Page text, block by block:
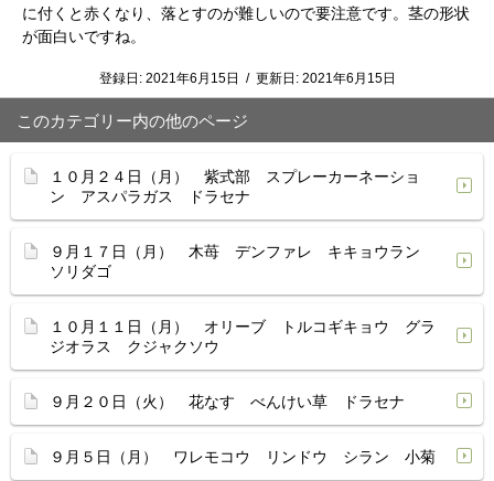
に付くと赤くなり、落とすのが難しいので要注意です。茎の形状
が面白いですね。
登録日: 2021年6月15日 / 更新日: 2021年6月15日
このカテゴリー内の他のページ
１０月２４日（月） 紫式部 スプレーカーネーショ
ン アスパラガス ドラセナ
９月１７日（月） 木苺 デンファレ キキョウラン
ソリダゴ
１０月１１日（月） オリーブ トルコギキョウ グラ
ジオラス クジャクソウ
９月２０日（火） 花なす べんけい草 ドラセナ
９月５日（月） ワレモコウ リンドウ シラン 小菊